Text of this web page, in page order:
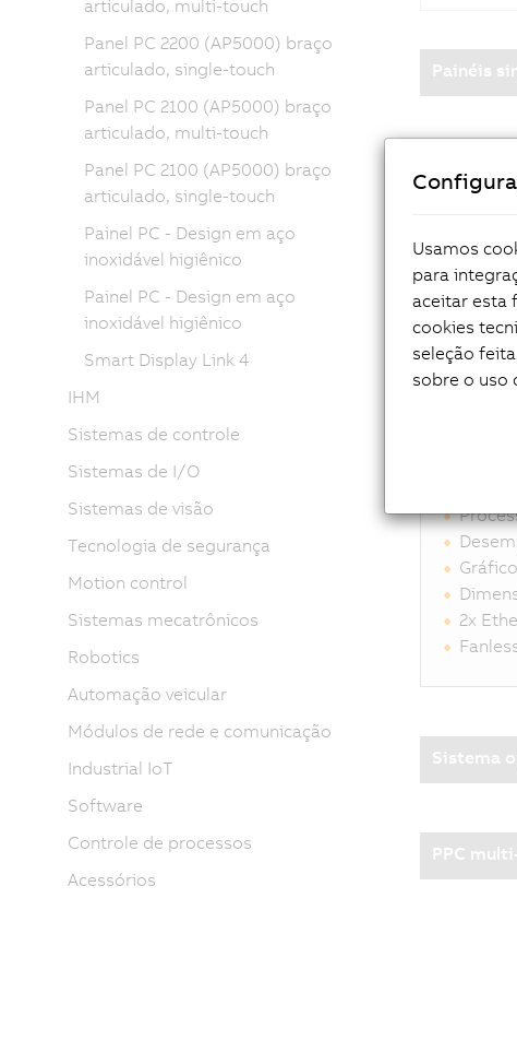
Painéis
Máxima
Gráficos
2x
Sistema
PPC
articulado, multi-touch
Panel PC 2200 (AP5000) braço
articulado, single-touch
Panel PC 2100 (AP5000) braço
articulado, multi-touch
Panel PC 2100 (AP5000) braço
articulado, single-touch
Painel PC - Design em aço
inoxidável higiênico
Painel PC - Design em aço
inoxidável higiênico
Smart Display Link 4
IHM
Sistemas de controle
Sistemas de I/O
Sistemas de visão
Tecnologia de segurança
Motion control
Sistemas mecatrônicos
Robotics
Automação veicular
Módulos de rede e comunicação
Industrial IoT
Software
Controle de processos
Acessórios
Usamos
para
aceitar esta
cookies
seleção
sobre o uso